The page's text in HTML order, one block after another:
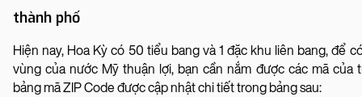
thành phố
Hiện nay, Hoa Kỳ có 50 tiểu bang và 1 đặc khu liên bang, để
vùng của nước Mỹ thuận lợi, bạn cần nắm được các mã của
bảng mã ZIP Code được cập nhật chi tiết trong bảng sau: